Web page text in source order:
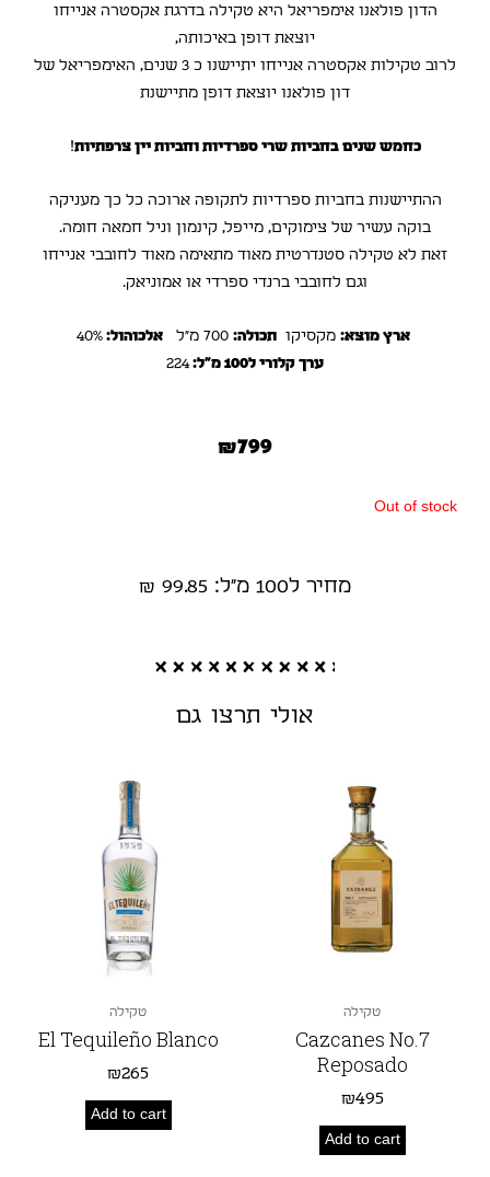
הדון פולאנו אימפריאל היא טקילה בדרגת אקסטרה אנייחו
יוצאת דופן באיכותה,
לרוב טקילות אקסטרה אנייחו יתיישנו כ 3 שנים, האימפריאל של
דון פולאנו יוצאת דופן מתיישנת
כחמש שנים בחביות שרי ספרדיות וחביות יין צרפתיות!
ההתיישנות בחביות ספרדיות לתקופה ארוכה כל כך מעניקה
בוקה עשיר של צימוקים, מייפל, קינמון וניל חמאה חומה.
זאת לא טקילה סטנדרטית מאוד מתאימה מאוד לחובבי אנייחו
וגם לחובבי ברנדי ספרדי או אמוניאק.
ארץ מוצא: מקסיקו תכולה: אלכוהול: 40%
ערך קלורי ל100 מ"ל:
224
₪799
Out of stock
מחיר ל100 מ"ל: 99.85 ₪
אולי תרצו גם
טקילה
Cazcanes No.7
Reposado
₪495
Add to cart
טקילה
El Tequileño Blanco
₪265
Add to cart